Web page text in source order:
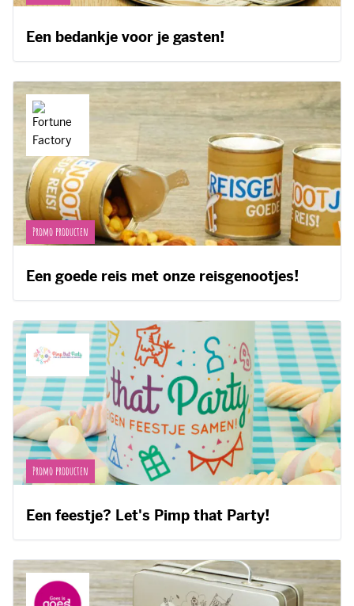
Een bedankje voor je gasten!
Promo producten
Een goede reis met onze reisgenootjes!
Promo producten
Een feestje? Let's Pimp that Party!